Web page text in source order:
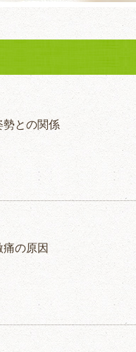
勢との関係
の原因